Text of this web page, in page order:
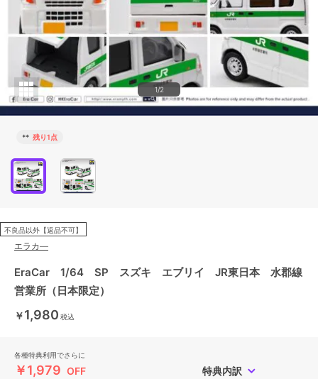
1/2
** 残り1点
不良品以外【返品不可】
エラカ―
EraCar 1/64 SP スズキ エブリイ JR東日本 水郡線
営業所（日本限定）
￥1,980 税込
各種特典利用でさらに
￥1,979 OFF 特典内訳